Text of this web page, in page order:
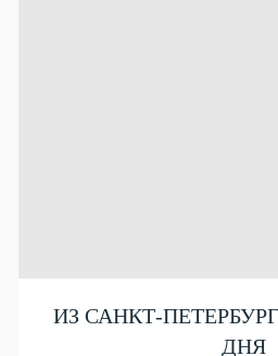
ИЗ САНКТ-
ДНЯ